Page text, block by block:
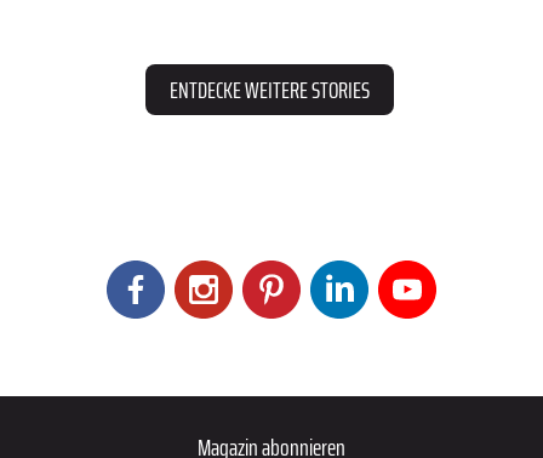
ENTDECKE WEITERE STORIES
Magazin abonnieren